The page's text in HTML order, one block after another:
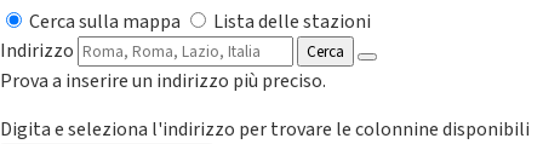
Cerca sulla mappa
Lista delle stazioni
Indirizzo
Cerca
Prova a inserire un indirizzo più preciso.
Digita e seleziona l'indirizzo per trovare le colonnine disponibili